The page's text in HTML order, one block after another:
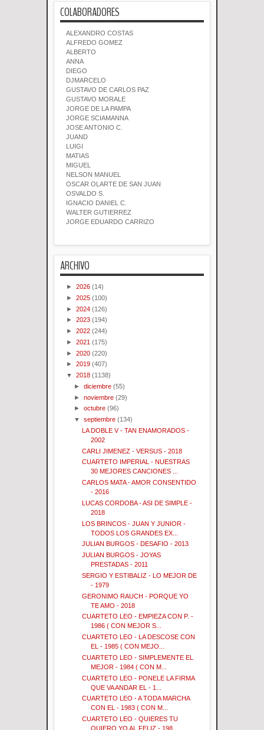
COLABORADORES
ALEXANDRO COSTAS
ALFREDO GOMEZ
ALBERTO
ANNA
DIEGO
DJMARCELO
GUSTAVO DE CARLOS PAZ
GUSTAVO MORALE
JORGE DE LA PAMPA
JORGE SCIAMANNA
JOSE ANTONIO C.
JUAND
LUIGI
MATIAS
MIGUEL
NELSON MANUEL
OSCAR OLARTE DE SAN JUAN
OSVALDO S.
IGNACIO DANIEL C.
WALTER GUTIERREZ
JORGE EDUARDO CARRIZO
ARCHIVO
► 2026 (14)
► 2025 (100)
► 2024 (126)
► 2023 (194)
► 2022 (244)
► 2021 (175)
► 2020 (220)
► 2019 (407)
▼ 2018 (1138)
►diciembre (55)
►noviembre (29)
►octubre (96)
▼septiembre (134)
LA DOBLE V - TAN ENAMORADOS -
2002
CARLI JIMENEZ - VERSUS - 2018
CUARTETO IMPERIAL - NUESTRAS
30 MEJORES CANCIONES ...
CARLOS MATA - AMOR CONSENTIDO
- 2016
LUCAS CORDOBA - ASI DE SIMPLE -
2018
LOS BRINCOS - JUAN Y JUNIOR -
TODOS LOS GRANDES EX...
JULIAN BURGOS - DESAFIO - 2013
JULIAN BURGOS - JOYAS
PRESTADAS - 2011
SERGIO Y ESTIBALIZ - LO MEJOR DE
- 1979
GERONIMO RAUCH - PORQUE YO
TE AMO - 2018
CUARTETO LEO - EMPIEZA CON P. -
1986 ( CON MEJOR S...
CUARTETO LEO - LA DESCOSE CON
EL - 1985 ( CON MEJO...
CUARTETO LEO - SIMPLEMENTE EL
MEJOR - 1984 ( CON M...
CUARTETO LEO - PONELE LA FIRMA
QUE VA ANDAR EL - 1...
CUARTETO LEO - A TODA MARCHA
CON EL - 1983 ( CON M...
CUARTETO LEO - QUIERES TU
QUIERO YO AL FELIZ - 198...